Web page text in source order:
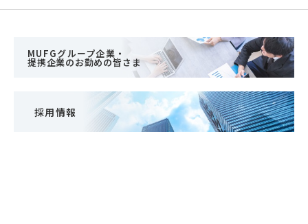
MUFGグループ企業・
提携企業のお勤めの皆さま
採用情報